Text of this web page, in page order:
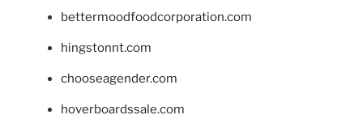
bettermoodfoodcorporation.com
hingstonnt.com
chooseagender.com
hoverboardssale.com